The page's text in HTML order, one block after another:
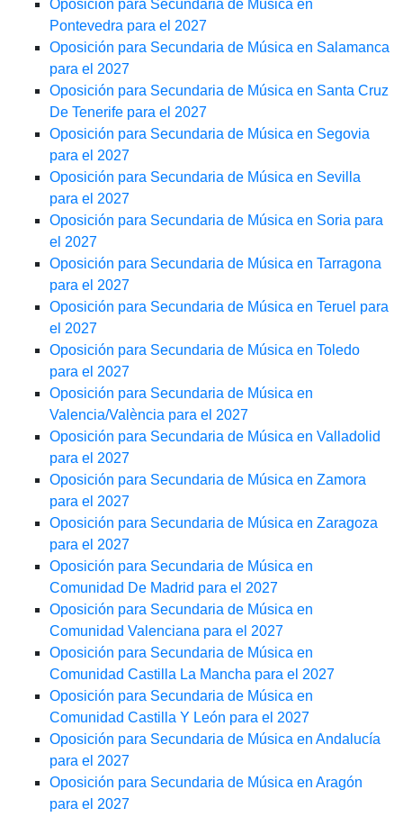
Oposición para Secundaria de Música en
Pontevedra para el 2027
Oposición para Secundaria de Música en Salamanca
para el 2027
Oposición para Secundaria de Música en Santa Cruz
De Tenerife para el 2027
Oposición para Secundaria de Música en Segovia
para el 2027
Oposición para Secundaria de Música en Sevilla
para el 2027
Oposición para Secundaria de Música en Soria para
el 2027
Oposición para Secundaria de Música en Tarragona
para el 2027
Oposición para Secundaria de Música en Teruel para
el 2027
Oposición para Secundaria de Música en Toledo
para el 2027
Oposición para Secundaria de Música en
Valencia/València para el 2027
Oposición para Secundaria de Música en Valladolid
para el 2027
Oposición para Secundaria de Música en Zamora
para el 2027
Oposición para Secundaria de Música en Zaragoza
para el 2027
Oposición para Secundaria de Música en
Comunidad De Madrid para el 2027
Oposición para Secundaria de Música en
Comunidad Valenciana para el 2027
Oposición para Secundaria de Música en
Comunidad Castilla La Mancha para el 2027
Oposición para Secundaria de Música en
Comunidad Castilla Y León para el 2027
Oposición para Secundaria de Música en Andalucía
para el 2027
Oposición para Secundaria de Música en Aragón
para el 2027